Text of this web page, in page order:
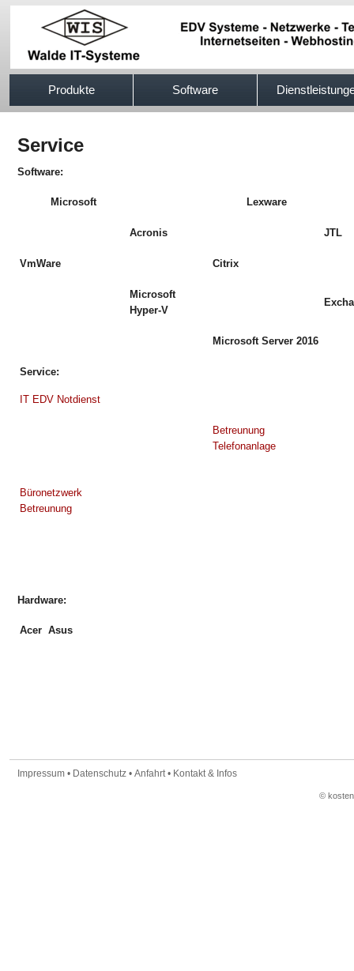
Produkte Software
Service
Software:
Microsoft Lexware
Acronis JTL
VmWare Citrix
Microsoft
Hyper-V
Microsoft Server 2016
Service:
IT EDV Notdienst
Betreunung
Telefonanlage
Büronetzwerk
Betreunung
Hardware:
Acer Asus
Impressum • Datenschutz • Anfahrt• Kontakt & Infos
©